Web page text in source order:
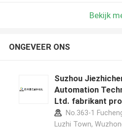
Bekijk
ONGEVEER ONS
Suzhou
Automation
Ltd. fabrikant
No.363-1
Luzhi Town,